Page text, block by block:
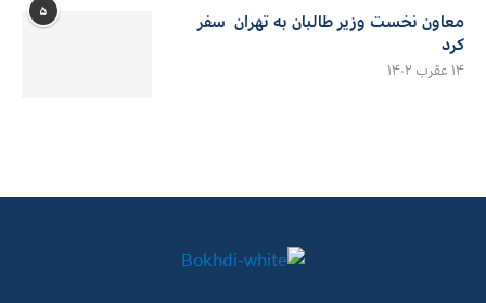
۵
معاون نخست وزیر طالبان به تهران سفر
کرد
۱۴ عقرب ۱۴۰۲